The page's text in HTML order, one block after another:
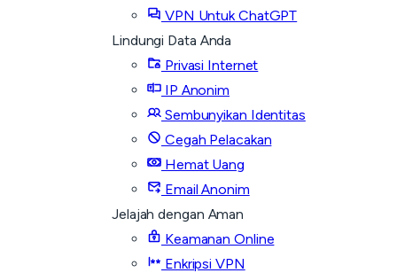
VPN Untuk ChatGPT
Lindungi Data Anda
Privasi Internet
IP Anonim
Sembunyikan Identitas
Cegah Pelacakan
Hemat Uang
Email Anonim
Jelajah dengan Aman
Keamanan Online
Enkripsi VPN